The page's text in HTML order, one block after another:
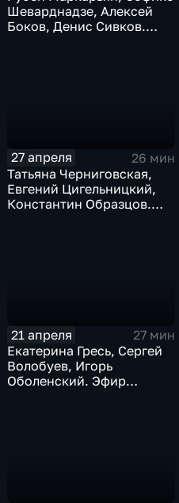
Шеварднадзе, Алексей
Боков, Денис Сивков.
27 апреля
26 мин
Татьяна Черниговская,
Евгений Цигельницкий,
Константин Образцов.
21 апреля
27 мин
Екатерина Гресь, Сергей
Волобуев, Игорь
Оболенский. Эфир